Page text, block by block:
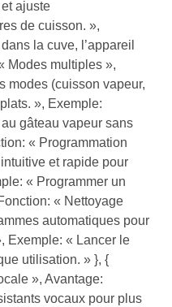
ajuste
de cuisson. »,
la cuve, l’appareil
Modes multiples »,
modes (cuisson vapeur,
», Exemple:
gâteau vapeur sans
« Programmation
et rapide pour
« Programmer un
« Nettoyage
automatiques pour
Exemple: « Lancer le
utilisation. » }, {
», Avantage:
vocaux pour plus